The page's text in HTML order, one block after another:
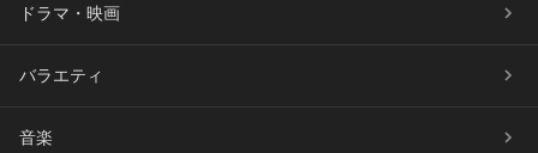
ドラマ・映画
バラエティ
音楽